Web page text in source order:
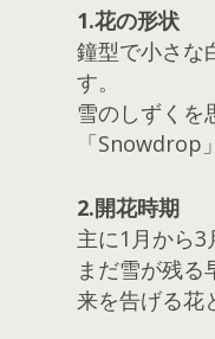
1.花の形状
鐘型で小さな
す。
雪のしずくを
「Snowdrop
2.開花時期
主に1月から3
まだ雪が残る
来を告げる花